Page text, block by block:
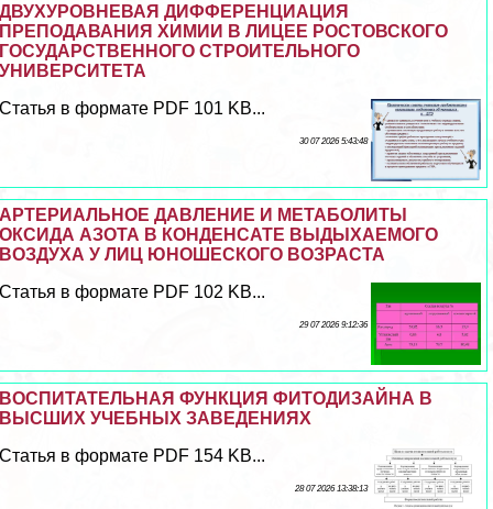
ДВУХУРОВНЕВАЯ ДИФФЕРЕНЦИАЦИЯ
ПРЕПОДАВАНИЯ ХИМИИ В ЛИЦЕЕ РОСТОВСКОГО
ГОСУДАРСТВЕННОГО СТРОИТЕЛЬНОГО
УНИВЕРСИТЕТА
Статья в формате PDF 101 KB...
30 07 2026 5:43:48
АРТЕРИАЛЬНОЕ ДАВЛЕНИЕ И МЕТАБОЛИТЫ
ОКСИДА АЗОТА В КОНДЕНСАТЕ ВЫДЫХАЕМОГО
ВОЗДУХА У ЛИЦ ЮНОШЕСКОГО ВОЗРАСТА
Статья в формате PDF 102 KB...
29 07 2026 9:12:36
ВОСПИТАТЕЛЬНАЯ ФУНКЦИЯ ФИТОДИЗАЙНА В
ВЫСШИХ УЧЕБНЫХ ЗАВЕДЕНИЯХ
Статья в формате PDF 154 KB...
28 07 2026 13:38:13